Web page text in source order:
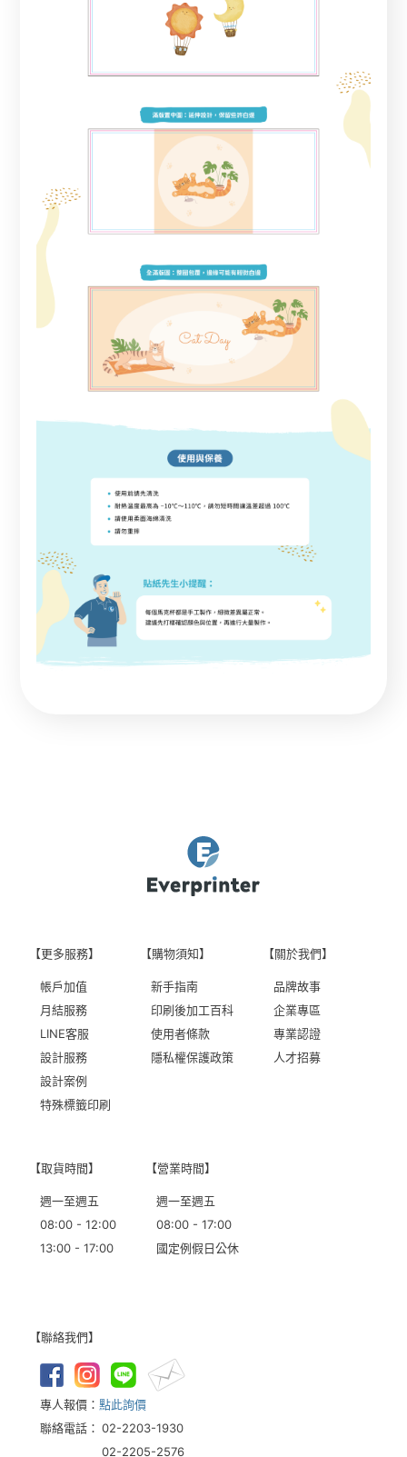
【更多服務】
帳戶加值
月結服務
LINE客服
設計服務
設計案例
特殊標籤印刷
【購物須知】
新手指南
印刷後加工百科
使用者條款
隱私權保護政策
【關於我們】
品牌故事
企業專區
專業認證
人才招募
【取貨時間】
週一至週五
08:00 - 12:00
13:00 - 17:00
【營業時間】
週一至週五
08:00 - 17:00
國定例假日公休
【聯絡我們】
專人報價： 點此詢價
聯絡電話： 02-2203-1930
02-2205-2576